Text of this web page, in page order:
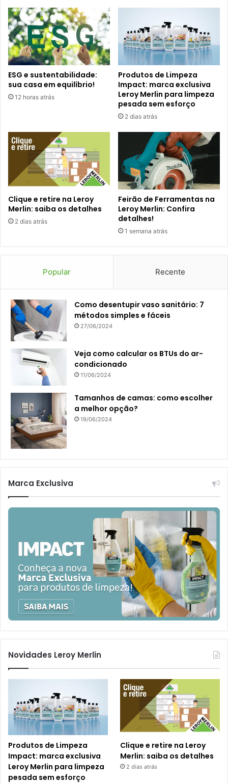
ESG e sustentabilidade:
sua casa em equilíbrio!
12 horas atrás
Produtos de Limpeza
Impact: marca exclusiva
Leroy Merlin para limpeza
pesada sem esforço
2 dias atrás
Clique e retire na Leroy
Merlin: saiba os detalhes
2 dias atrás
Feirão de Ferramentas na
Leroy Merlin: Confira
detalhes!
1 semana atrás
Popular Recente
Como desentupir vaso sanitário: 7
métodos simples e fáceis
27/06/2024
Veja como calcular os BTUs do ar-
condicionado
11/06/2024
Tamanhos de camas: como escolher
a melhor opção?
19/06/2024
Marca Exclusiva
Novidades Leroy Merlin
Produtos de Limpeza
Impact: marca exclusiva
Leroy Merlin para limpeza
pesada sem esforço
Clique e retire na Leroy
Merlin: saiba os detalhes
2 dias atrás